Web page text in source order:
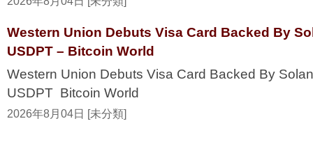
Western Union Debuts Visa Card Backed By
USDPT – Bitcoin World
Western Union Debuts Visa Card Backed By
USDPT Bitcoin World
2026年8月04日 [未分類]